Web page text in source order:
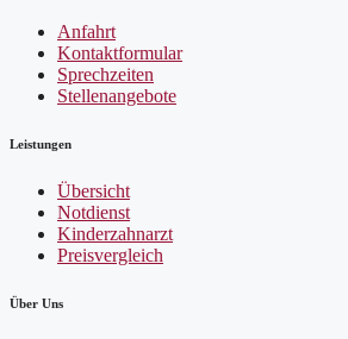
Anfahrt
Kontaktformular
Sprechzeiten
Stellenangebote
Leistungen
Übersicht
Notdienst
Kinderzahnarzt
Preisvergleich
Über Uns